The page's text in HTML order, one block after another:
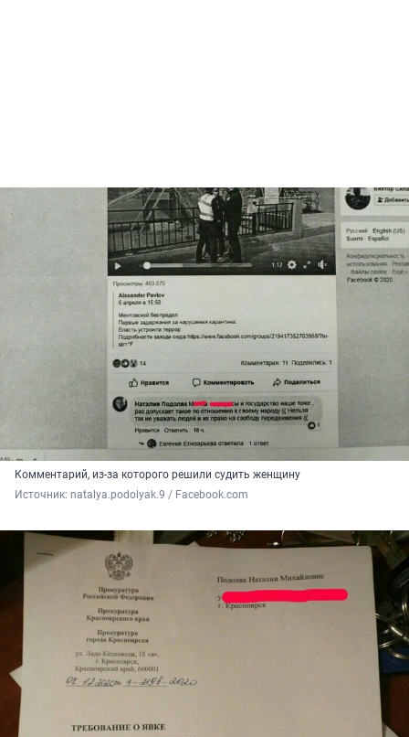
Комментарий, из-за которого решили судить женщину
Источник: natalya.podolyak.9 / Facebook.com